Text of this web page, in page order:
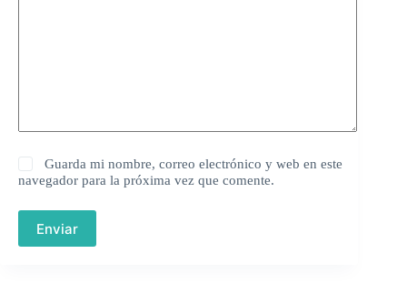
Guarda mi nombre, correo electrónico y web en este
navegador para la próxima vez que comente.
Enviar